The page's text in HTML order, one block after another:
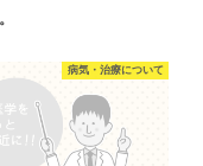
病気・治療について